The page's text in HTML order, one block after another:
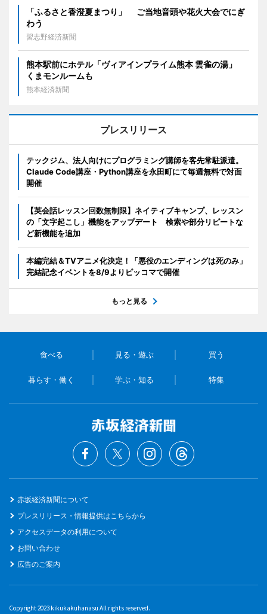
「ふるさと香澄夏まつり」 ご当地音頭や花火大会でにぎ
わう
習志野経済新聞
熊本駅前にホテル「ヴィアインプライム熊本 雲雀の湯」
くまモンルームも
熊本経済新聞
プレスリリース
テックジム、法人向けにプログラミング講師を客先常駐派遣。
Claude Code講座・Python講座を永田町にて毎週無料で対面
開催
【英会話レッスン回数無制限】ネイティブキャンプ、レッスン
の「文字起こし」機能をアップデート 検索や部分リピートな
ど新機能を追加
本編完結＆TVアニメ化決定！「悪役のエンディングは死のみ」
完結記念イベントを8/9よりピッコマで開催
もっと見る
食べる 見る・遊ぶ 買う
暮らす・働く 学ぶ・知る 特集
赤坂経済新聞について
プレスリリース・情報提供はこちらから
アクセスデータの利用について
お問い合わせ
広告のご案内
Copyright 2023 kikukakuhanasu All rights reserved.